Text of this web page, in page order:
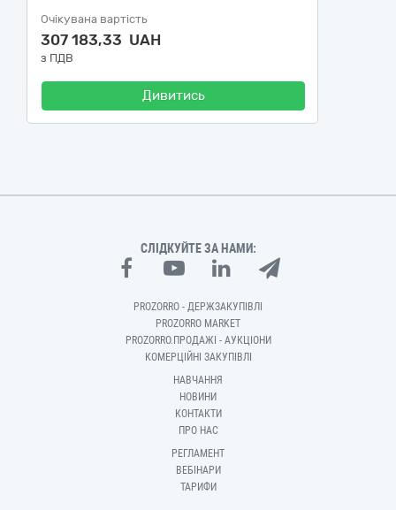
Очікувана вартість
307 183,33 UAH
з ПДВ
Дивитись
СЛІДКУЙТЕ ЗА НАМИ:
PROZORRO - ДЕРЖЗАКУПІВЛІ
PROZORRO MARKET
PROZORRO.ПРОДАЖІ - АУКЦІОНИ
КОМЕРЦІЙНІ ЗАКУПІВЛІ
НАВЧАННЯ
НОВИНИ
КОНТАКТИ
ПРО НАС
РЕГЛАМЕНТ
ВЕБІНАРИ
ТАРИФИ